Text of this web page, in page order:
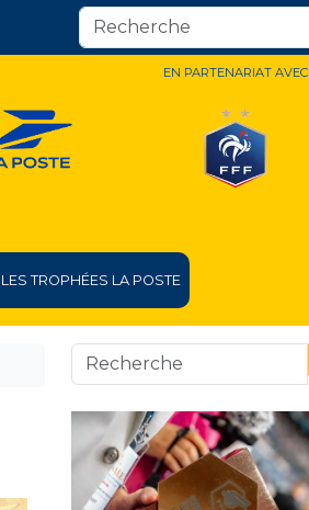
EN PARTENARIAT AVEC
LES TROPHÉES LA POSTE